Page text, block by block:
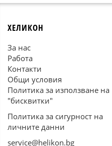
ХЕЛИКОН
За нас
Работа
Контакти
Общи условия
Политика за използване на
"бисквитки"
Политика за сигурност на
личните данни
service@helikon.bg